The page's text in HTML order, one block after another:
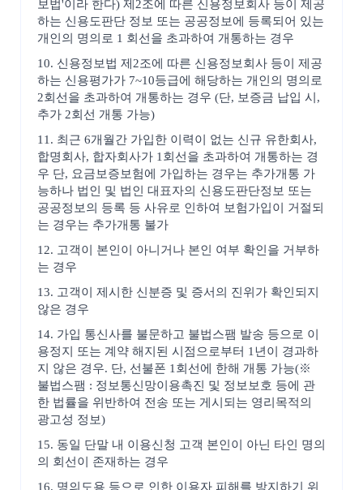
보법'이라 한다) 제2조에 따른 신용정보회사 등이 제공
하는 신용도판단 정보 또는 공공정보에 등록되어 있는
개인의 명의로 1 회선을 초과하여 개통하는 경우
10. 신용정보법 제2조에 따른 신용정보회사 등이 제공
하는 신용평가가 7~10등급에 해당하는 개인의 명의로
2회선을 초과하여 개통하는 경우 (단, 보증금 납입 시,
추가 2회선 개통 가능)
11. 최근 6개월간 가입한 이력이 없는 신규 유한회사,
합명회사, 합자회사가 1회선을 초과하여 개통하는 경
우 단, 요금보증보험에 가입하는 경우는 추가개통 가
능하나 법인 및 법인 대표자의 신용도판단정보 또는
공공정보의 등록 등 사유로 인하여 보험가입이 거절되
는 경우는 추가개통 불가
12. 고객이 본인이 아니거나 본인 여부 확인을 거부하
는 경우
13. 고객이 제시한 신분증 및 증서의 진위가 확인되지
않은 경우
14. 가입 통신사를 불문하고 불법스팸 발송 등으로 이
용정지 또는 계약 해지된 시점으로부터 1년이 경과하
지 않은 경우. 단, 선불폰 1회선에 한해 개통 가능(※
불법스팸 : 정보통신망이용촉진 및 정보보호 등에 관
한 법률을 위반하여 전송 또는 게시되는 영리목적의
광고성 정보)
15. 동일 단말 내 이용신청 고객 본인이 아닌 타인 명의
의 회선이 존재하는 경우
16. 명의도용 등으로 인한 이용자 피해를 방지하기 위